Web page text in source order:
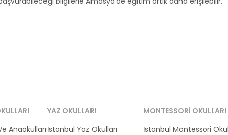
Anaokulları
YAZ OKULLARI
İstanbul Yaz Okulları
MONTESSORI OKULLARI
İstanbul Montessori